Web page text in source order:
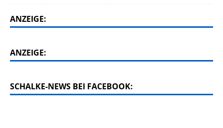
ANZEIGE:
ANZEIGE:
SCHALKE-NEWS BEI FACEBOOK: